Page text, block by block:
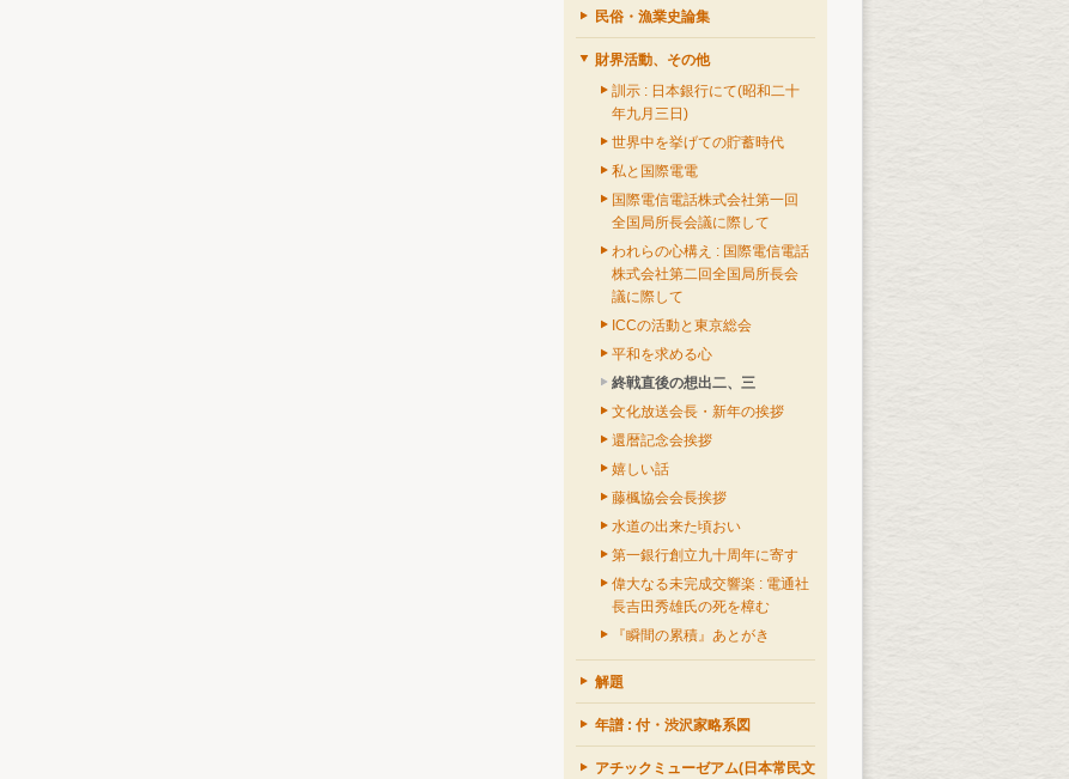
民俗・漁業史論集
財界活動、その他
訓示 : 日本銀行にて(昭和二十
年九月三日)
世界中を挙げての貯蓄時代
私と国際電電
国際電信電話株式会社第一回
全国局所長会議に際して
われらの心構え : 国際電信電話
株式会社第二回全国局所長会
議に際して
ICCの活動と東京総会
平和を求める心
終戦直後の想出二、三
文化放送会長・新年の挨拶
還暦記念会挨拶
嬉しい話
藤楓協会会長挨拶
水道の出来た頃おい
第一銀行創立九十周年に寄す
偉大なる未完成交響楽 : 電通社
長吉田秀雄氏の死を樟む
『瞬間の累積』あとがき
解題
年譜 : 付・渋沢家略系図
アチックミューゼアム(日本常民文